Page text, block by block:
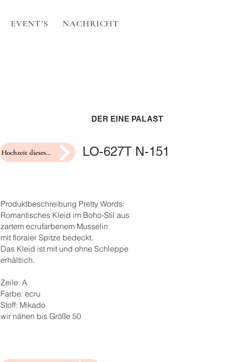
EVENT'S NACHRICHT
DER EINE PALAST
Hochzeit dieses Jahr? LO-627T N-151
Produktbeschreibung Pretty Words:
Romantisches Kleid im Boho-Stil aus
zartem ecrufarbenem Musselin
mit floraler Spitze bedeckt.
Das Kleid ist mit und ohne Schleppe
erhältlich.
Zeile: A
Farbe: ecru
Stoff: Mikado
wir nähen bis Größe 50